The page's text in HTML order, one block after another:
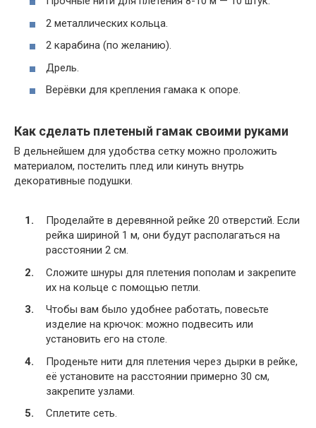
2 металлических кольца.
2 карабина (по желанию).
Дрель.
Верёвки для крепления гамака к опоре.
Как сделать плетеный гамак своими руками
В дельнейшем для удобства сетку можно проложить
материалом, постелить плед или кинуть внутрь
декоративные подушки.
Проделайте в деревянной рейке 20 отверстий. Если
рейка шириной 1 м, они будут располагаться на
расстоянии 2 см.
Сложите шнуры для плетения пополам и закрепите
их на кольце с помощью петли.
Чтобы вам было удобнее работать, повесьте
изделие на крючок: можно подвесить или
установить его на столе.
Проденьте нити для плетения через дырки в рейке,
её установите на расстоянии примерно 30 см,
закрепите узлами.
Сплетите сеть.